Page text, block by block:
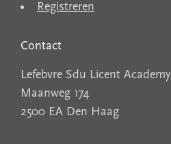
Registreren
Contact
Lefebvre Sdu Licent Academy
Maanweg 174
2500 EA Den Haag